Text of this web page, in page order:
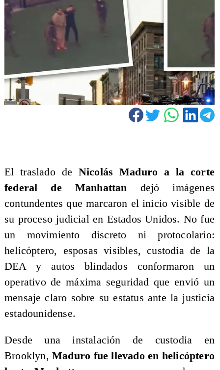
El traslado de Nicolás Maduro a la corte
federal de Manhattan dejó imágenes
contundentes que marcaron el inicio visible de
su proceso judicial en Estados Unidos. No fue
un movimiento discreto ni protocolario:
helicóptero, esposas visibles, custodia de la
DEA y autos blindados conformaron un
operativo de máxima seguridad que envió un
mensaje claro sobre su estatus ante la justicia
estadounidense.
Desde una instalación de custodia en
Brooklyn,Maduro fue llevado en helicóptero